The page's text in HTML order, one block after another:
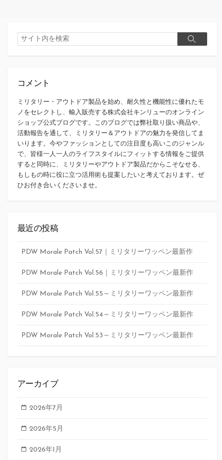
検
索
検
コメント
ミリタリー・アウトドア製品を始め、耐久性と機能性に優れたモ
ノをセレクトし、輸入販売する株式会社キンリューのオンライン
ショップ公式ブログです。このブログでは弊社取り扱い商品や、
活動報告を通して、ミリタリー＆アウトドアの魅力を発信してま
いります。今やファッションとしての注目度も高いこのジャンル
で、皆様一人一人のライフスタイルにフィットする情報をご提供
すると同時に、ミリタリーやアウトドア製品だからこそなせる、
もしもの時に役に立つ活用術も提案したいと考えております。ぜ
ひお付き合いくださいませ。
最近の投稿
PDW Morale Patch Vol.57｜ミリタリーワッペン最新作
PDW Morale Patch Vol.56｜ミリタリーワッペン最新作
PDW Morale Patch Vol.55～ミリタリーワッペン最新作
PDW Morale Patch Vol.54～ミリタリーワッペン最新作
PDW Morale Patch Vol.53～ミリタリーワッペン最新作
アーカイブ
2026年7月
2026年5月
2026年1月